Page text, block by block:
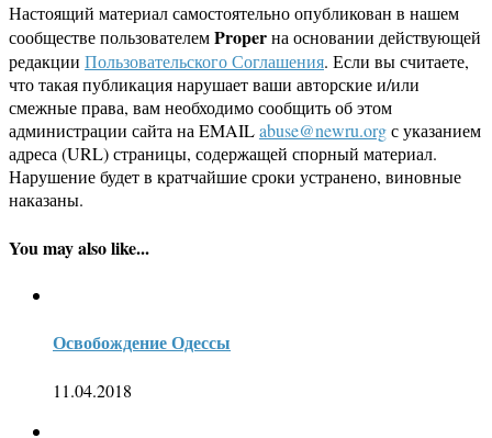
Настоящий материал самостоятельно опубликован в нашем
сообществе пользователемProperна основании действующей
редакции Пользовательского Соглашения. Если вы считаете,
что такая публикация нарушает ваши авторские и/или
смежные права, вам необходимо сообщить об этом
администрации сайта на EMAILabuse@newru.orgс указанием
адреса (URL) страницы, содержащей спорный материал.
Нарушение будет в кратчайшие сроки устранено, виновные
наказаны.
You may also like...
Освобождение Одессы
11.04.2018